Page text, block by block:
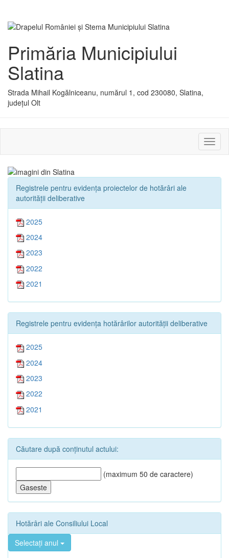
Primăria Municipiului
Slatina
Strada Mihail Kogălniceanu, numărul 1, cod 230080, Slatina,
județul Olt
sau
Registrele pentru evidența proiectelor de hotărâri ale
autorității deliberative
2025
2024
2023
2022
2021
Registrele pentru evidența hotărârilor autorității deliberative
2025
2024
2023
2022
2021
Căutare după conținutul actului:
(maximum 50 de caractere)
Hotărâri ale Consiliului Local
Selectați anul